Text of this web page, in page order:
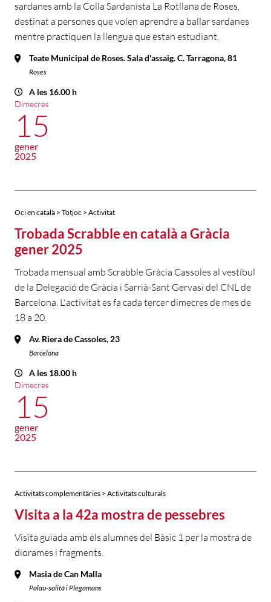
sardanes amb la Colla Sardanista La Rotllana de Roses,
destinat a persones que volen aprendre a ballar sardanes
mentre practiquen la llengua que estan estudiant.
Teate Municipal de Roses. Sala d'assaig. C. Tarragona, 81
Roses
A les 16.00 h
Dimecres
15
gener
2025
Oci en català > Totjoc > Activitat
Trobada Scrabble en català a Gràcia
gener 2025
Trobada mensual amb Scrabble Gràcia Cassoles al vestíbul
de la Delegació de Gràcia i Sarrià-Sant Gervasi del CNL de
Barcelona. L'activitat es fa cada tercer dimecres de mes de
18 a 20.
Av. Riera de Cassoles, 23
Barcelona
A les 18.00 h
Dimecres
15
gener
2025
Activitats complementàries > Activitats culturals
Visita a la 42a mostra de pessebres
Visita guiada amb els alumnes del Bàsic 1 per la mostra de
diorames i fragments.
Masia de Can Malla
Palau-solità i Plegamans